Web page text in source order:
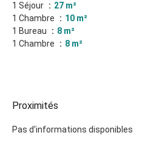
1 Séjour
27 m²
1 Chambre
10 m²
1 Bureau
8 m²
1 Chambre
8 m²
Proximités
Pas d'informations disponibles